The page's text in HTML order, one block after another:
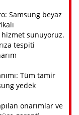
Samsung beyaz
sunuyoruz.
tespiti
Tüm tamir
yedek
onarımlar ve